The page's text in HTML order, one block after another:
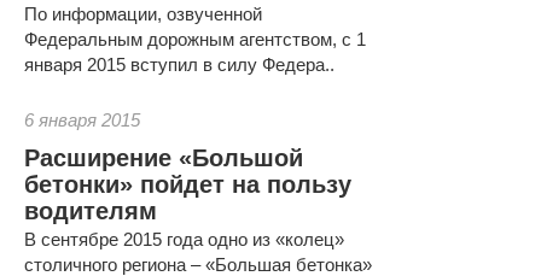
По информации, озвученной
Федеральным дорожным агентством, с 1
января 2015 вступил в силу Федера..
6 января 2015
Расширение «Большой
бетонки» пойдет на пользу
водителям
В сентябре 2015 года одно из «колец»
столичного региона – «Большая бетонка»